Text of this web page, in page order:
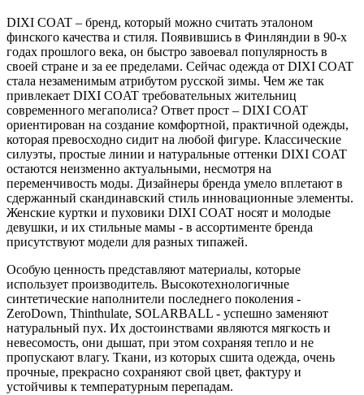
DIXI COAT – бренд, который можно считать эталоном
финского качества и стиля. Появившись в Финляндии в 90-х
годах прошлого века, он быстро завоевал популярность в
своей стране и за ее пределами. Сейчас одежда от DIXI COAT
стала незаменимым атрибутом русской зимы. Чем же так
привлекает DIXI COAT требовательных жительниц
современного мегаполиса? Ответ прост – DIXI COAT
ориентирован на создание комфортной, практичной одежды,
которая превосходно сидит на любой фигуре. Классические
силуэты, простые линии и натуральные оттенки DIXI COAT
остаются неизменно актуальными, несмотря на
переменчивость моды. Дизайнеры бренда умело вплетают в
сдержанный скандинавский стиль инновационные элементы.
Женские куртки и пуховики DIXI COAT носят и молодые
девушки, и их стильные мамы - в ассортименте бренда
присутствуют модели для разных типажей.
Особую ценность представляют материалы, которые
использует производитель. Высокотехнологичные
синтетические наполнители последнего поколения -
ZeroDown, Thinthulate, SOLARBALL - успешно заменяют
натуральный пух. Их достоинствами являются мягкость и
невесомость, они дышат, при этом сохраняя тепло и не
пропускают влагу. Ткани, из которых сшита одежда, очень
прочные, прекрасно сохраняют свой цвет, фактуру и
устойчивы к температурным перепадам.